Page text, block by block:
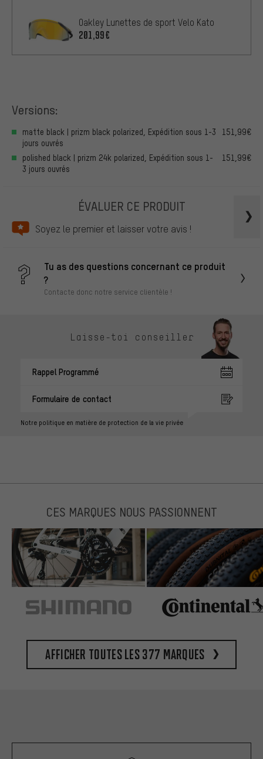
Oakley Lunettes de sport Velo Kato
201,99€
Versions:
matte black | prizm black polarized, Expédition sous 1-3
jours ouvrés
151,99€
polished black | prizm 24k polarized, Expédition sous 1-
3 jours ouvrés
151,99€
ÉVALUER CE PRODUIT
Soyez le premier et laisser votre avis !
Tu as des questions concernant ce produit
?
Contacte donc notre service clientèle !
Laisse-toi conseiller
Rappel Programmé
Formulaire de contact
Notre politique en matière de protection de la vie privée
CES MARQUES NOUS PASSIONNENT
Afficher toutes les 377 marques